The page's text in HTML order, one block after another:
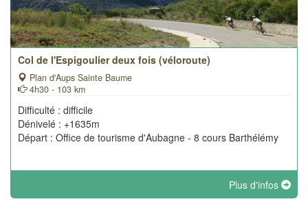
Col de l'Espigoulier deux fois (véloroute)
Plan d'Aups Sainte Baume
4h30 - 103 km
Difficulté : difficile
Dénivelé : +1635m
Départ : Office de tourisme d'Aubagne - 8 cours Barthélémy
Plus d'infos